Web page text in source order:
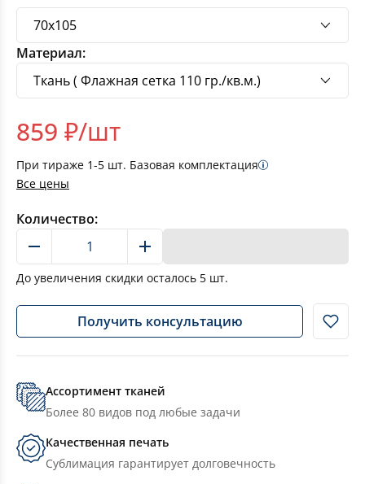
Материал:
859 ₽/шт
При тираже 1-5 шт. Базовая комплектация
Все цены
Количество:
До увеличения скидки осталось 5 шт.
Получить консультацию
Ассортимент тканей
Более 80 видов под любые задачи
Качественная печать
Сублимация гарантирует долговечность